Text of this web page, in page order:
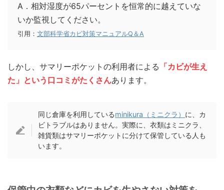
A．相対湿度が65パーセントを恒常的に越えていな
いか監視してください。
引用： 文部科学省カビ対策マニュアルQ＆A
しかし、サマリーポケットの利用者による 「カビが生え
た」という口コミがたくさんあります。
同じ倉庫を利用しているminikura（ミニクラ） に、カ
ビトラブルはありません。実際に、衣類はミニクラ、
雑貨類はサマリーポケットに分けて保管している人も
います。